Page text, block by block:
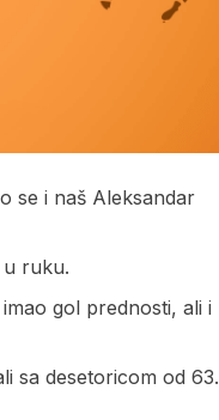
se i naš Aleksandar
u ruku.
gol prednosti, ali i
sa desetoricom od 63.